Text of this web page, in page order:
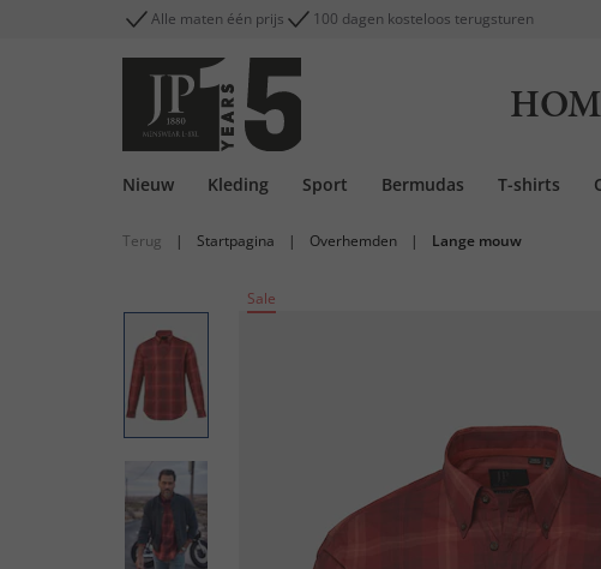
Alle maten één prijs 100 dagen kosteloos terugsturen
Nieuw Kleding Sport Bermudas T-shirts
Terug | Startpagina | Overhemden | Lange mouw
Sale